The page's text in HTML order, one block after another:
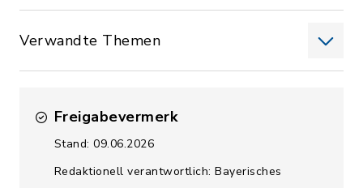
Verwandte Themen
Freigabevermerk
Stand: 09.06.2026
Redaktionell verantwortlich: Bayerisches